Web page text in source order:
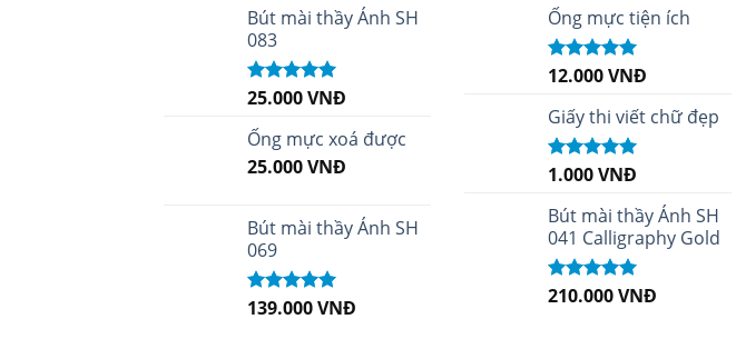
sao
Bút mài thầy Ánh SH
083
Được xếp
sao
25.000VNĐ
Ống mực xoá được
25.000VNĐ
Bút mài thầy Ánh SH
069
Được xếp
139.000VNĐ
sao
Ống mực tiện ích
Được xếp
sao
12.000VNĐ
Giấy thi viết chữ đẹp
Được xếp
sao
1.000VNĐ
Bút mài thầy Ánh SH
041 Calligraphy Gold
Được xếp
210.000VNĐ